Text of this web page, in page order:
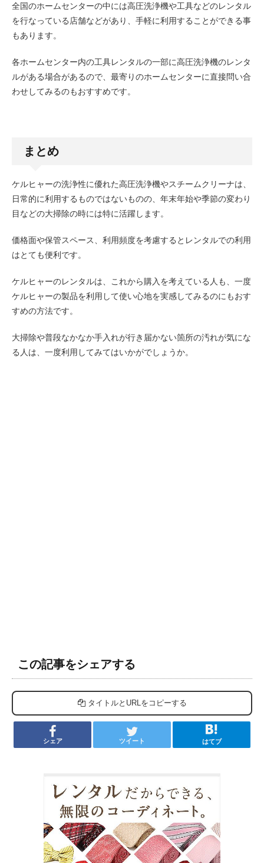
全国のホームセンターの中には高圧洗浄機や工具などのレンタル
を行なっている店舗などがあり、手軽に利用することができる事
もあります。
各ホームセンター内の工具レンタルの一部に高圧洗浄機のレンタ
ルがある場合があるので、最寄りのホームセンターに直接問い合
わせしてみるのもおすすめです。
まとめ
ケルヒャーの洗浄性に優れた高圧洗浄機やスチームクリーナは、
日常的に利用するものではないものの、年末年始や季節の変わり
目などの大掃除の時には特に活躍します。
価格面や保管スペース、利用頻度を考慮するとレンタルでの利用
はとても便利です。
ケルヒャーのレンタルは、これから購入を考えている人も、一度
ケルヒャーの製品を利用して使い心地を実感してみるのにもおす
すめの方法です。
大掃除や普段なかなか手入れが行き届かない箇所の汚れが気にな
る人は、一度利用してみてはいかがでしょうか。
この記事をシェアする
タイトルとURLをコピーする
シェア ツイート はてブ